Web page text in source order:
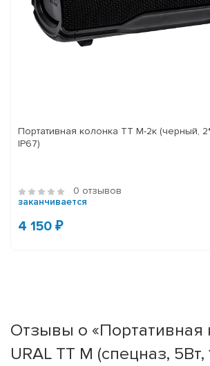
Портативная колонка ТТ М-2к (черный,
IP67)
0 отзывов
заканчивается
4 150 ₽
Отзывы о «Портативная
URAL ТТ М (спецназ,